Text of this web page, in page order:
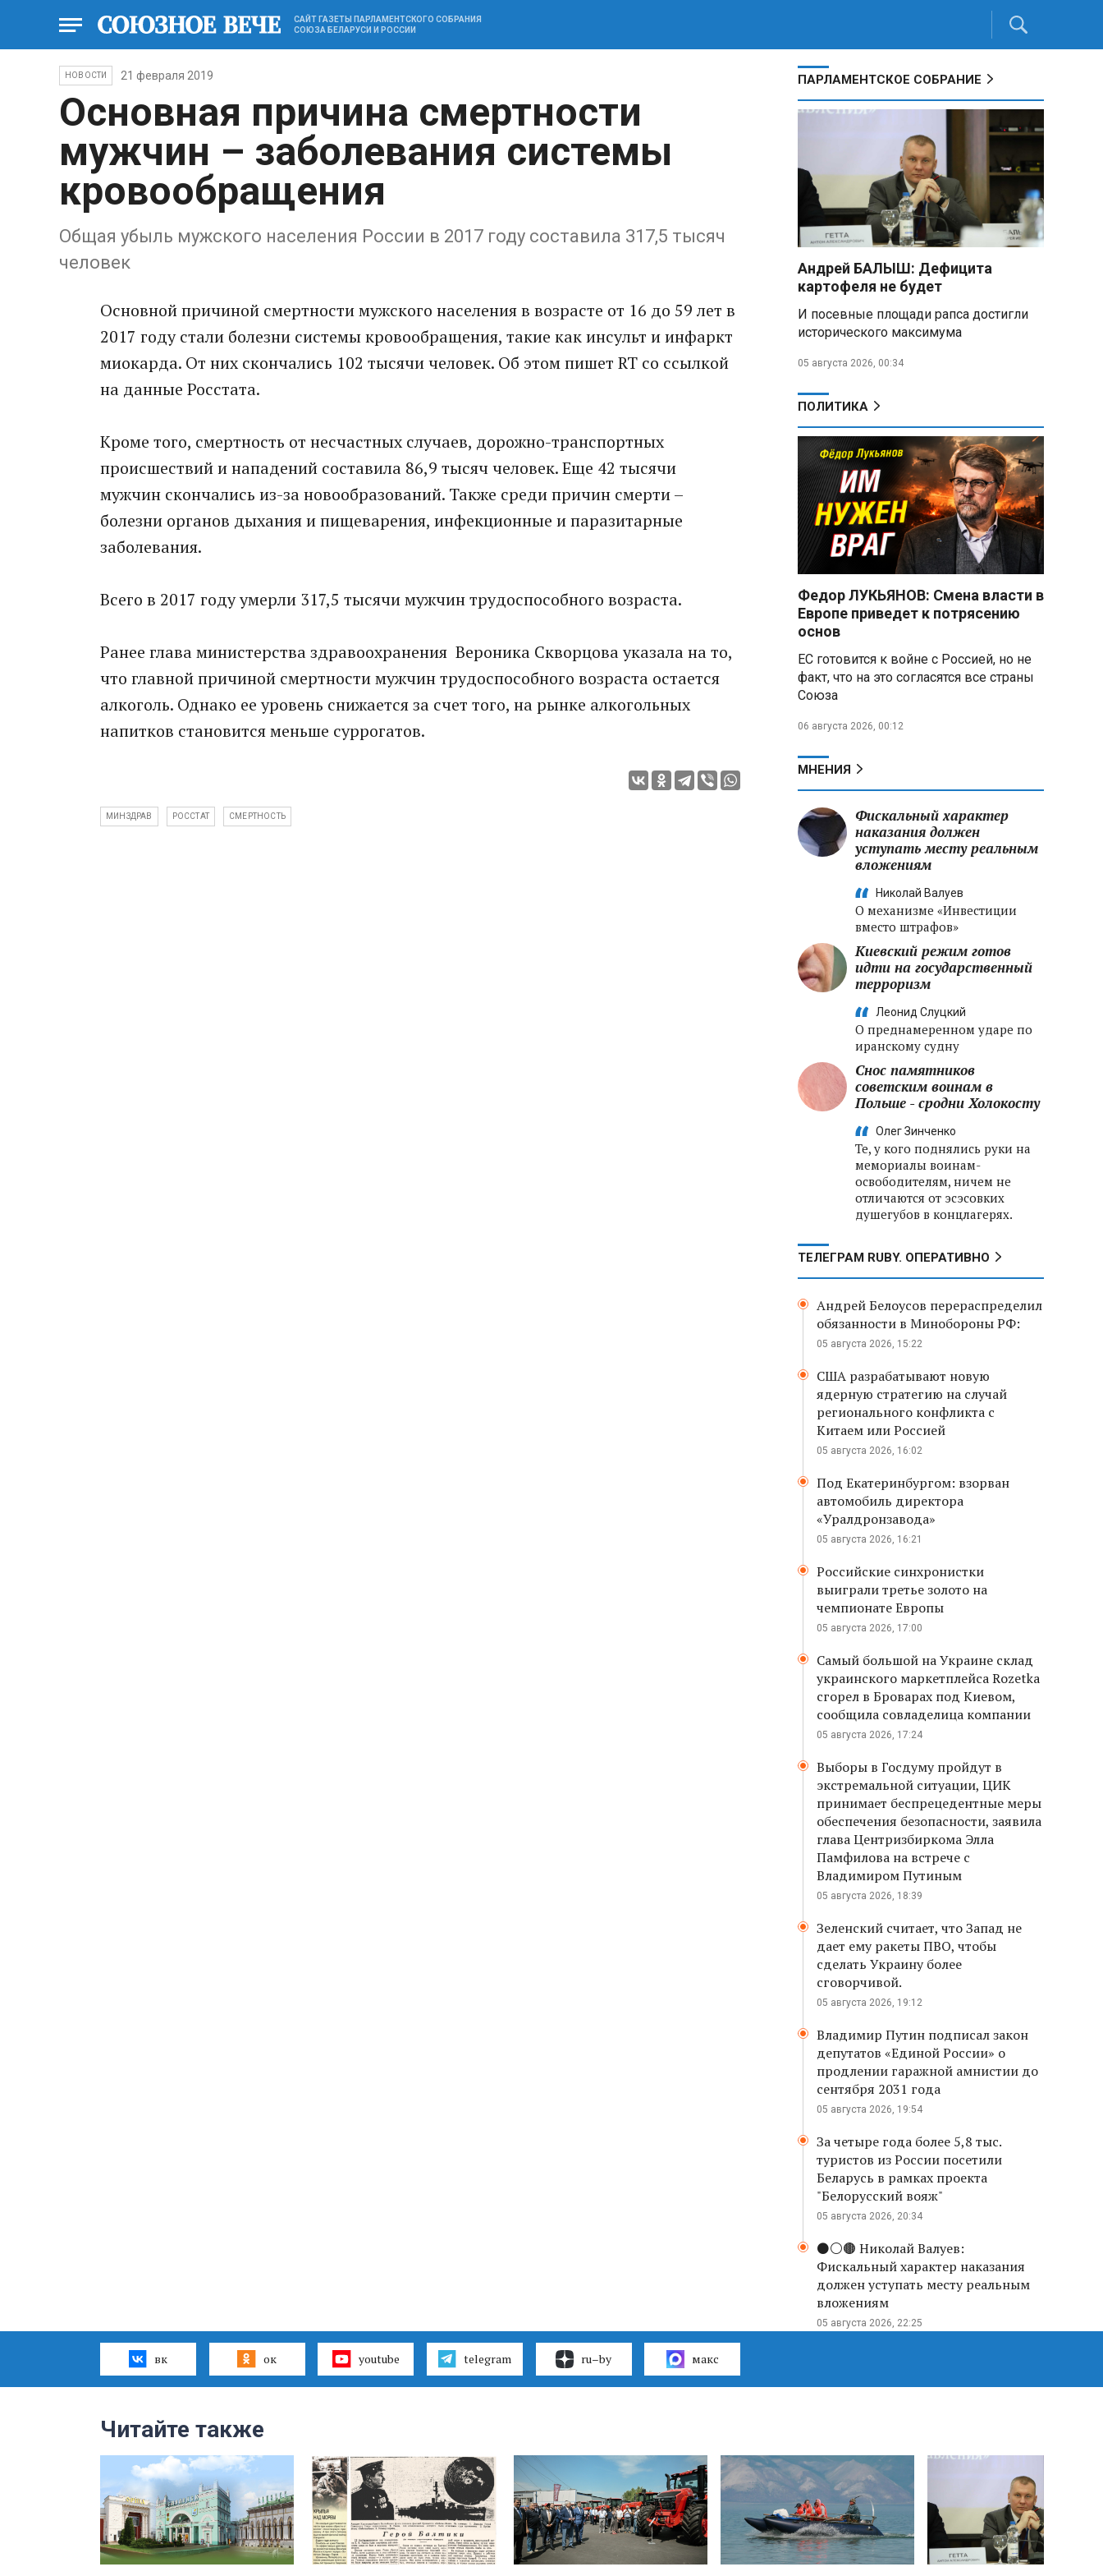
САЙТ ГАЗЕТЫ ПАРЛАМЕНТСКОГО СОБРАНИЯ
СОЮЗА БЕЛАРУСИ И РОССИИ
НОВОСТИ 21 февраля 2019
Основная причина смертности
мужчин – заболевания системы
кровообращения
Общая убыль мужского населения России в 2017 году составила 317,5 тысяч
человек
Основной причиной смертности мужского населения в возрасте от 16 до 59 лет в
2017 году стали болезни системы кровообращения, такие как инсульт и инфаркт
миокарда. От них скончались 102 тысячи человек. Об этом пишет RT со ссылкой
на данные Росстата.
Кроме того, смертность от несчастных случаев, дорожно-транспортных
происшествий и нападений составила 86,9 тысяч человек. Еще 42 тысячи
мужчин скончались из-за новообразований. Также среди причин смерти –
болезни органов дыхания и пищеварения, инфекционные и паразитарные
заболевания.
Всего в 2017 году умерли 317,5 тысячи мужчин трудоспособного возраста.
Ранее глава министерства здравоохранения Вероника Скворцова указала на то,
что главной причиной смертности мужчин трудоспособного возраста остается
алкоголь. Однако ее уровень снижается за счет того, на рынке алкогольных
напитков становится меньше суррогатов.
МИНЗДРАВ РОССТАТ СМЕРТНОСТЬ
ПАРЛАМЕНТСКОЕ СОБРАНИЕ
Андрей БАЛЫШ: Дефицита
картофеля не будет
И посевные площади рапса достигли
исторического максимума
05 августа 2026, 00:34
ПОЛИТИКА
Федор ЛУКЬЯНОВ: Смена власти в
Европе приведет к потрясению
основ
ЕС готовится к войне с Россией, но не
факт, что на это согласятся все страны
Союза
06 августа 2026, 00:12
МНЕНИЯ
Фискальный характер
наказания должен
уступать месту реальным
вложениям
Николай Валуев
О механизме «Инвестиции
вместо штрафов»
Киевский режим готов
идти на государственный
терроризм
Леонид Слуцкий
О преднамеренном ударе по
иранскому судну
Снос памятников
советским воинам в
Польше - сродни Холокосту
Олег Зинченко
Те, у кого поднялись руки на
мемориалы воинам-
освободителям, ничем не
отличаются от эсэсовких
душегубов в концлагерях.
ТЕЛЕГРАМ RUBY. ОПЕРАТИВНО
Андрей Белоусов перераспределил
обязанности в Минобороны РФ:
05 августа 2026, 15:22
США разрабатывают новую
ядерную стратегию на случай
регионального конфликта с
Китаем или Россией
05 августа 2026, 16:02
Под Екатеринбургом: взорван
автомобиль директора
«Уралдронзавода»
05 августа 2026, 16:21
Российские синхронистки
выиграли третье золото на
чемпионате Европы
05 августа 2026, 17:00
Самый большой на Украине склад
украинского маркетплейса Rozetka
сгорел в Броварах под Киевом,
сообщила совладелица компании
05 августа 2026, 17:24
Выборы в Госдуму пройдут в
экстремальной ситуации, ЦИК
принимает беспрецедентные меры
обеспечения безопасности, заявила
глава Центризбиркома Элла
Памфилова на встрече с
Владимиром Путиным
05 августа 2026, 18:39
Зеленский считает, что Запад не
дает ему ракеты ПВО, чтобы
сделать Украину более
сговорчивой.
05 августа 2026, 19:12
Владимир Путин подписал закон
депутатов «Единой России» о
продлении гаражной амнистии до
сентября 2031 года
05 августа 2026, 19:54
За четыре года более 5,8 тыс.
туристов из России посетили
Беларусь в рамках проекта
"Белорусский вояж"
05 августа 2026, 20:34
⚫️⚪️🟤 Николай Валуев:
Фискальный характер наказания
должен уступать месту реальным
вложениям
05 августа 2026, 22:25
вк ок youtube telegram ru–by макс
Читайте также